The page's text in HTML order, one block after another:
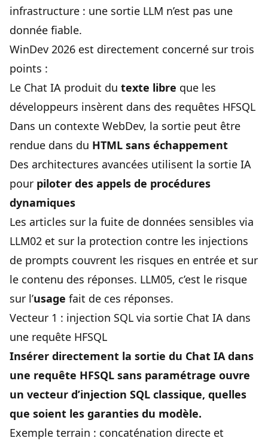
infrastructure : une sortie LLM n’est pas une
donnée fiable.
WinDev 2026 est directement concerné sur trois
points :
Le Chat IA produit du texte libre que les
développeurs insèrent dans des requêtes HFSQL
Dans un contexte WebDev, la sortie peut être
rendue dans du HTML sans échappement
Des architectures avancées utilisent la sortie IA
pour piloter des appels de procédures
dynamiques
Les articles sur la fuite de données sensibles via
LLM02 et sur la protection contre les injections
de prompts couvrent les risques en entrée et sur
le contenu des réponses. LLM05, c’est le risque
sur l’usage fait de ces réponses.
Vecteur 1 : injection SQL via sortie Chat IA dans
une requête HFSQL
Insérer directement la sortie du Chat IA dans
une requête HFSQL sans paramétrage ouvre
un vecteur d’injection SQL classique, quelles
que soient les garanties du modèle.
Exemple terrain : concaténation directe et